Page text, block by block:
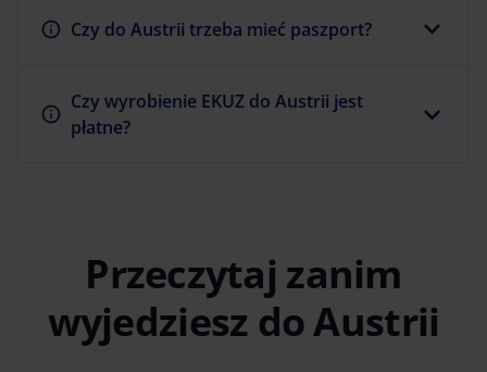
Czy do Austrii trzeba mieć paszport?
Czy wyrobienie EKUZ do Austrii jest
płatne?
Przeczytaj zanim
wyjedziesz do Austrii